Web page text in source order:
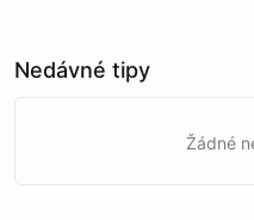
Nedávné tipy
Žádné